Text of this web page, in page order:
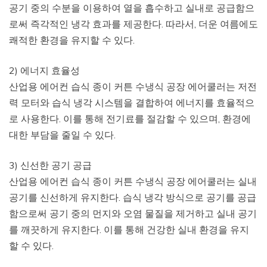
공기 중의 수분을 이용하여 열을 흡수하고 실내로 공급함으
로써 즉각적인 냉각 효과를 제공한다. 따라서, 더운 여름에도
쾌적한 환경을 유지할 수 있다.
2) 에너지 효율성
산업용 에어컨 습식 종이 커튼 수냉식 공장 에어쿨러는 저전
력 모터와 습식 냉각 시스템을 결합하여 에너지를 효율적으
로 사용한다. 이를 통해 전기료를 절감할 수 있으며, 환경에
대한 부담을 줄일 수 있다.
3) 신선한 공기 공급
산업용 에어컨 습식 종이 커튼 수냉식 공장 에어쿨러는 실내
공기를 신선하게 유지한다. 습식 냉각 방식으로 공기를 공급
함으로써 공기 중의 먼지와 오염 물질을 제거하고 실내 공기
를 깨끗하게 유지한다. 이를 통해 건강한 실내 환경을 유지
할 수 있다.